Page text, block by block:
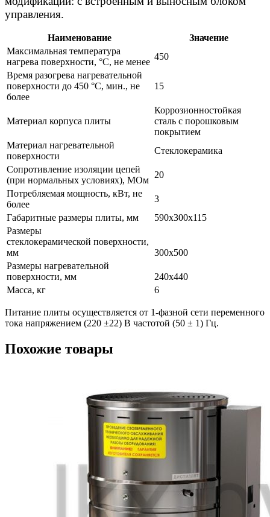
управления.
Наименование
Значение
Максимальная температура
нагрева поверхности, °С, не менее
450
Время разогрева нагревательной
поверхности до 450 °С, мин., не
более
15
Материал корпуса плиты
Коррозионностойкая
сталь с порошковым
покрытием
Материал нагревательной
поверхности
Стеклокерамика
Сопротивление изоляции цепей
(при нормальных условиях), МОм
20
Потребляемая мощность, кВт, не
более
3
Габаритные размеры плиты, мм
590х300х115
Размеры
стеклокерамической поверхности,
мм
300х500
Размеры нагревательной
поверхности, мм
240х440
Масса, кг
6
Питание плиты осуществляется от 1-фазной сети переменного
тока напряжением (220 ±22) В частотой (50 ± 1) Гц.
Похожие товары